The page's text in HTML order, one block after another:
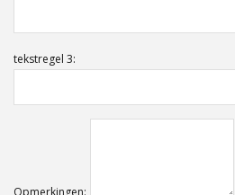
tekstregel 3: